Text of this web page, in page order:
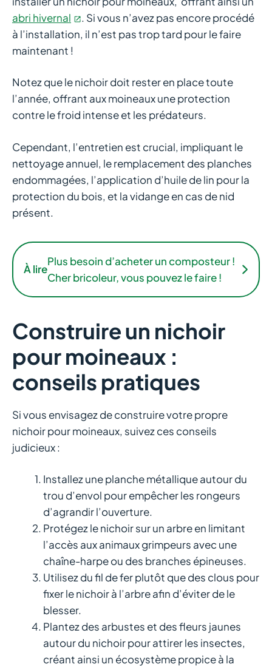
abri hivernal
. Si vous n’avez pas encore procédé
à l’installation, il n’est pas trop tard pour le faire
maintenant !
Notez que le nichoir doit rester en place toute
l’année, offrant aux moineaux une protection
contre le froid intense et les prédateurs.
Cependant, l’entretien est crucial, impliquant le
nettoyage annuel, le remplacement des planches
endommagées, l’application d’huile de lin pour la
protection du bois, et la vidange en cas de nid
présent.
À lire
Plus besoin d’acheter un composteur !
Cher bricoleur, vous pouvez le faire !
Construire un nichoir
pour moineaux :
conseils pratiques
Si vous envisagez de construire votre propre
nichoir pour moineaux, suivez ces conseils
judicieux :
Installez une planche métallique autour du
trou d’envol pour empêcher les rongeurs
d’agrandir l’ouverture.
Protégez le nichoir sur un arbre en limitant
l’accès aux animaux grimpeurs avec une
chaîne-harpe ou des branches épineuses.
Utilisez du fil de fer plutôt que des clous pour
fixer le nichoir à l’arbre afin d’éviter de le
blesser.
Plantez des arbustes et des fleurs jaunes
autour du nichoir pour attirer les insectes,
créant ainsi un écosystème propice à la